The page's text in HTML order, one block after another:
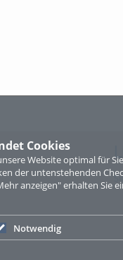
Cookies
Website optimal für
der untenstehenden
anzeigen" erhalten Sie
Notwendig